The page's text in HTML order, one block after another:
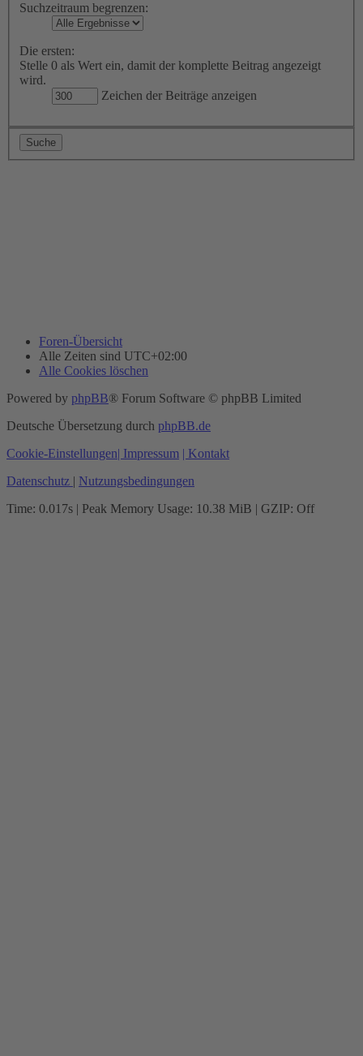
Suchzeitraum begrenzen:
Die ersten:
Stelle 0 als Wert ein, damit der komplette Beitrag angezeigt
wird.
Zeichen der Beiträge anzeigen
Foren-Übersicht
Alle Zeiten sind UTC+02:00
Alle Cookies löschen
Powered by phpBB® Forum Software © phpBB Limited
Deutsche Übersetzung durch phpBB.de
Cookie-Einstellungen| Impressum | Kontakt
Datenschutz | Nutzungsbedingungen
Time: 0.017s | Peak Memory Usage: 10.38 MiB | GZIP: Off